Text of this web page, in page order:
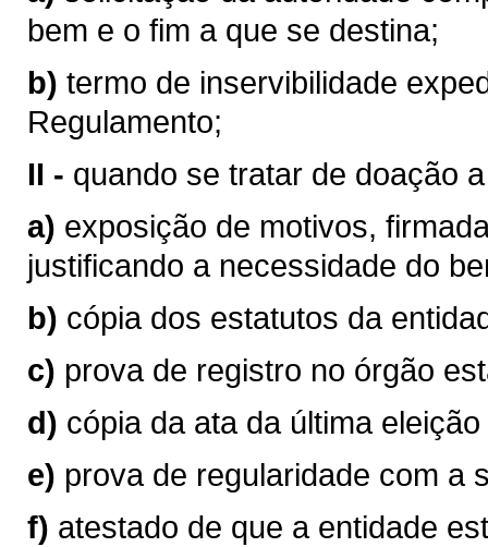
bem e o fim a que se destina;
b) termo de inservibilidade
Regulamento;
II - quando se tratar de doação
a) exposição de motivos,
justificando a necessidade do
b) cópia dos estatutos da
c) prova de registro no órgão
d) cópia da ata da última
e) prova de regularidade com a
f) atestado de que a entidade